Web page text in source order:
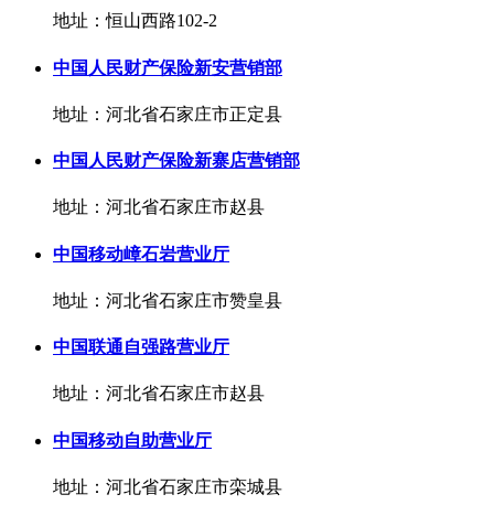
地址：恒山西路102-2
中国人民财产保险新安营销部
地址：河北省石家庄市正定县
中国人民财产保险新寨店营销部
地址：河北省石家庄市赵县
中国移动嶂石岩营业厅
地址：河北省石家庄市赞皇县
中国联通自强路营业厅
地址：河北省石家庄市赵县
中国移动自助营业厅
地址：河北省石家庄市栾城县